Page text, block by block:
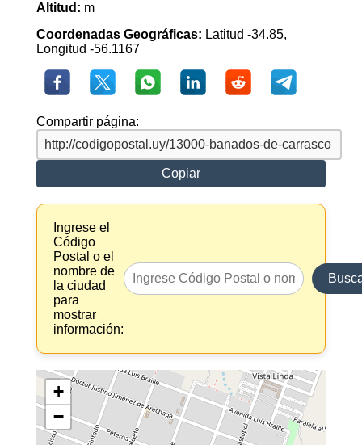
Altitud: m
Coordenadas Geográficas: Latitud -34.85,
Longitud -56.1167
Compartir página:
Copiar
Ingrese el
Código
Postal o el
nombre de
la ciudad
para
mostrar
información:
+
−